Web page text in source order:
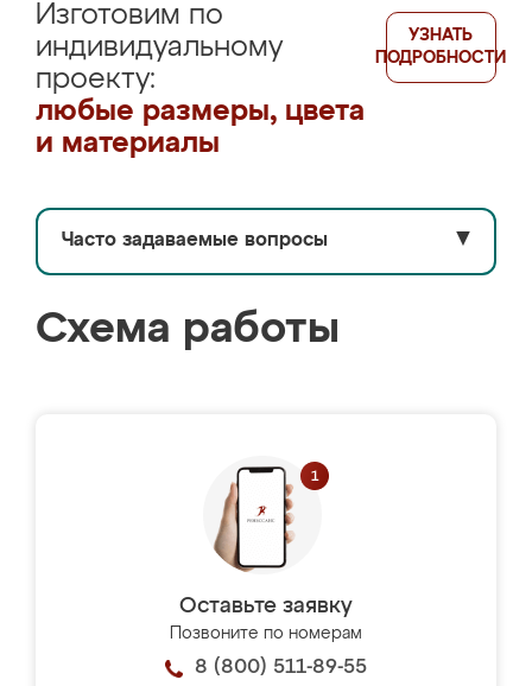
Изготовим по
индивидуальному
проекту:
любые размеры, цвета
и материалы
УЗНАТЬ
ПОДРОБНОСТИ
Часто задаваемые вопросы ▼
Схема работы
Оставьте заявку
Позвоните по номерам
8 (800) 511-89-55